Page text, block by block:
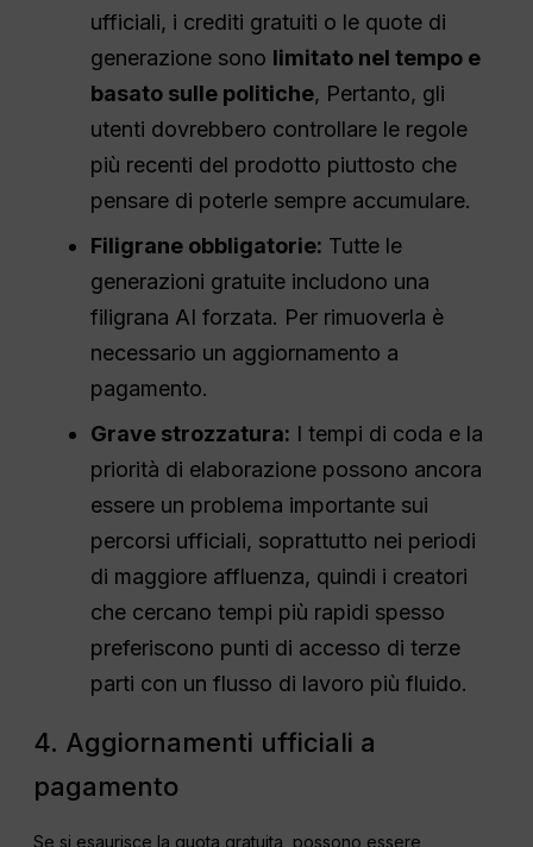
ufficiali, i crediti gratuiti o le quote di
generazione sono limitato nel tempo e
basato sulle politiche, Pertanto, gli
utenti dovrebbero controllare le regole
più recenti del prodotto piuttosto che
pensare di poterle sempre accumulare.
Filigrane obbligatorie: Tutte le
generazioni gratuite includono una
filigrana AI forzata. Per rimuoverla è
necessario un aggiornamento a
pagamento.
Grave strozzatura: I tempi di coda e la
priorità di elaborazione possono ancora
essere un problema importante sui
percorsi ufficiali, soprattutto nei periodi
di maggiore affluenza, quindi i creatori
che cercano tempi più rapidi spesso
preferiscono punti di accesso di terze
parti con un flusso di lavoro più fluido.
4. Aggiornamenti ufficiali a
pagamento
Se si esaurisce la quota gratuita, possono essere